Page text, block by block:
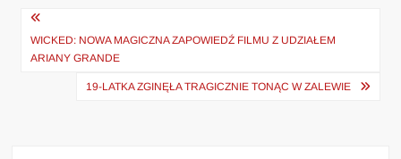
Nawigacja
wpisu
WICKED: NOWA MAGICZNA ZAPOWIEDŹ FILMU Z UDZIAŁEM
ARIANY GRANDE
19-LATKA ZGINĘŁA TRAGICZNIE TONĄC W ZALEWIE